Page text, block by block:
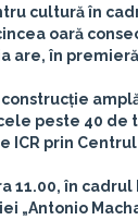
cultură în
oară
are, în
peste 40
prin
11.00, în cadrul
„Antonio